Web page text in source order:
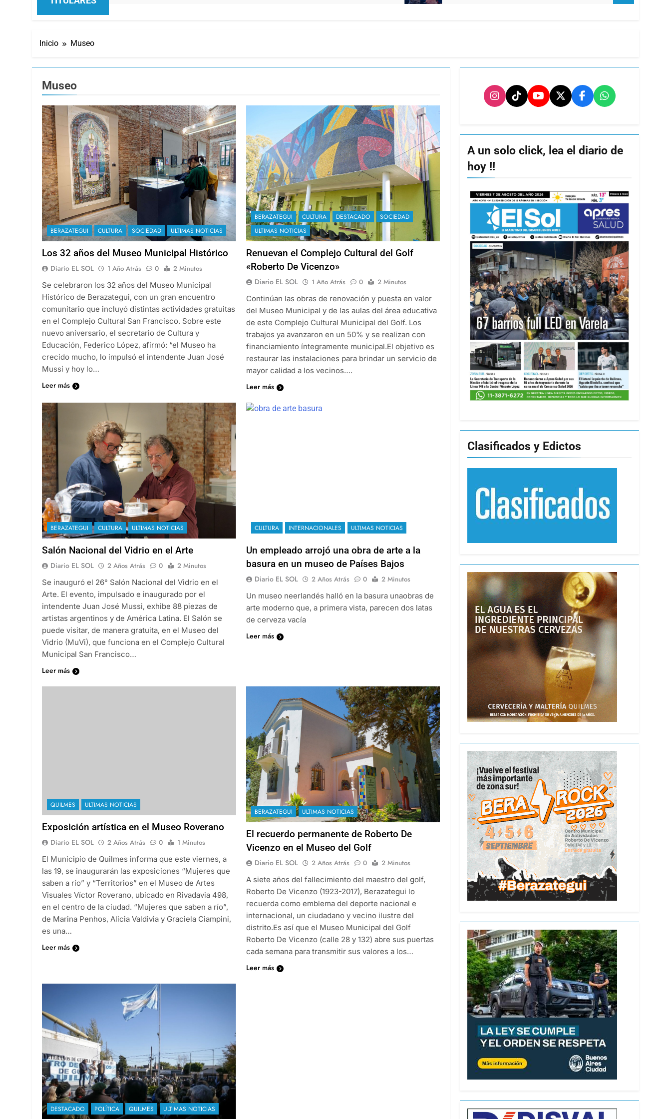
Inicio Museo
Museo
BERAZATEGUI CULTURA SOCIEDAD ULTIMAS NOTICIAS
Los 32 años del Museo Municipal Histórico
Diario EL SOL 1 Año Atrás 0
2 Minutos
Se celebraron los 32 años del Museo Municipal
Histórico de Berazategui, con un gran encuentro
comunitario que incluyó distintas actividades gratuitas
en el Complejo Cultural San Francisco. Sobre este
nuevo aniversario, el secretario de Cultura y
Educación, Federico López, afirmó: “el Museo ha
crecido mucho, lo impulsó el intendente Juan José
Mussi y hoy lo…
Leer más
BERAZATEGUI CULTURA DESTACADO
SOCIEDAD
ULTIMAS NOTICIAS
Renuevan el Complejo Cultural del Golf
«Roberto De Vicenzo»
Diario EL SOL 1 Año Atrás 0
2 Minutos
Continúan las obras de renovación y puesta en valor
del Museo Municipal y de las aulas del área educativa
de este Complejo Cultural Municipal del Golf. Los
trabajos ya avanzaron en un 50% y se realizan con
financiamiento íntegramente municipal.El objetivo es
restaurar las instalaciones para brindar un servicio de
mayor calidad a los vecinos….
Leer más
BERAZATEGUI CULTURA ULTIMAS NOTICIAS
Salón Nacional del Vidrio en el Arte
Diario EL SOL 2 Años Atrás 0
2 Minutos
Se inauguró el 26° Salón Nacional del Vidrio en el
Arte. El evento, impulsado e inaugurado por el
intendente Juan José Mussi, exhibe 88 piezas de
artistas argentinos y de América Latina. El Salón se
puede visitar, de manera gratuita, en el Museo del
Vidrio (MuVi), que funciona en el Complejo Cultural
Municipal San Francisco…
Leer más
CULTURA INTERNACIONALES ULTIMAS NOTICIAS
Un empleado arrojó una obra de arte a la
basura en un museo de Países Bajos
Diario EL SOL 2 Años Atrás 0
2 Minutos
Un museo neerlandés halló en la basura unaobras de
arte moderno que, a primera vista, parecen dos latas
de cerveza vacía
Leer más
QUILMES ULTIMAS NOTICIAS
Exposición artística en el Museo Roverano
Diario EL SOL 2 Años Atrás 0
1 Minutos
El Municipio de Quilmes informa que este viernes, a
las 19, se inaugurarán las exposiciones “Mujeres que
saben a río” y “Territorios” en el Museo de Artes
Visuales Víctor Roverano, ubicado en Rivadavia 498,
en el centro de la ciudad. “Mujeres que saben a río”,
de Marina Penhos, Alicia Valdivia y Graciela Ciampini,
es una…
Leer más
BERAZATEGUI ULTIMAS NOTICIAS
El recuerdo permanente de Roberto De
Vicenzo en el Museo del Golf
Diario EL SOL 2 Años Atrás 0
2 Minutos
A siete años del fallecimiento del maestro del golf,
Roberto De Vicenzo (1923-2017), Berazategui lo
recuerda como emblema del deporte nacional e
internacional, un ciudadano y vecino ilustre del
distrito.Es así que el Museo Municipal del Golf
Roberto De Vicenzo (calle 28 y 132) abre sus puertas
cada semana para transmitir sus valores a los…
Leer más
DESTACADO POLÍTICA QUILMES ULTIMAS NOTICIAS
A un solo click, lea el diario de
hoy !!
Clasificados y Edictos